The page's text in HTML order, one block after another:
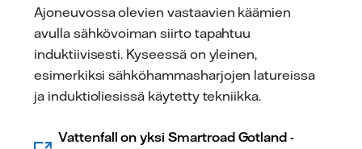
Ajoneuvossa olevien vastaavien käämien
avulla sähkövoiman siirto tapahtuu
induktiivisesti. Kyseessä on yleinen,
esimerkiksi sähköhammasharjojen latureissa
ja induktioliesissä käytetty tekniikka.
Vattenfall on yksi Smartroad Gotland -